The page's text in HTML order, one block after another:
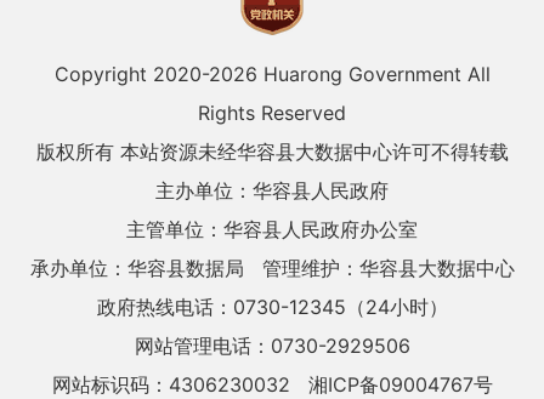
Copyright 2020-2026 Huarong Government All
Rights Reserved
版权所有 本站资源未经华容县大数据中心许可不得转载
主办单位：华容县人民政府
主管单位：华容县人民政府办公室
承办单位：华容县数据局
管理维护：华容县大数据中心
政府热线电话：0730-12345（24小时）
网站管理电话：0730-2929506
网站标识码：4306230032
湘ICP备09004767号